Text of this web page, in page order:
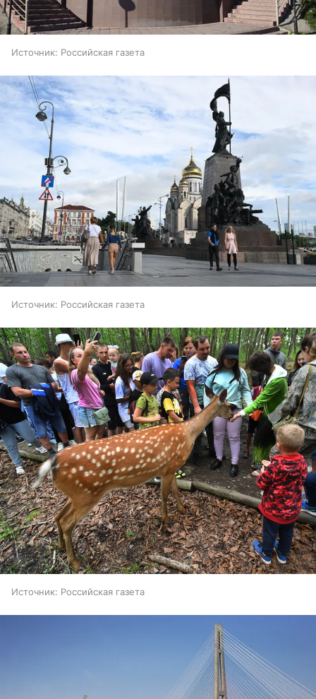
Источник: Российская газета
Источник: Российская газета
Источник: Российская газета